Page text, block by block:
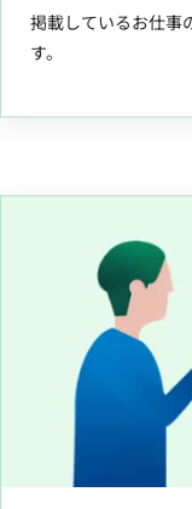
掲載しているお仕事
す。